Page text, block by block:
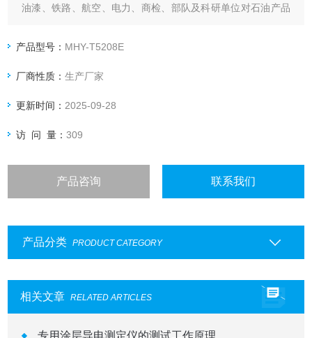
油漆、铁路、航空、电力、商检、部队及科研单位对石油产品
产品型号： MHY-T5208E
厂商性质：生产厂家
更新时间： 2025-09-28
访 问 量：309
产品咨询 联系我们
产品分类 PRODUCT CATEGORY
相关文章 RELATED ARTICLES
专用涂层导电测定仪的测试工作原理